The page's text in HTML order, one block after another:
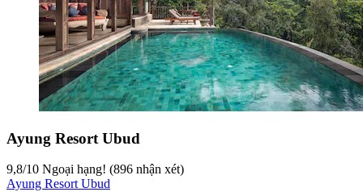
Ayung Resort Ubud
9,8/10 Ngoại hạng! (896 nhận xét)
Ayung Resort Ubud